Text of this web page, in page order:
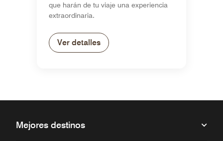
que harán de tu viaje una experiencia
extraordinaria.
Ver detalles
Mejores destinos